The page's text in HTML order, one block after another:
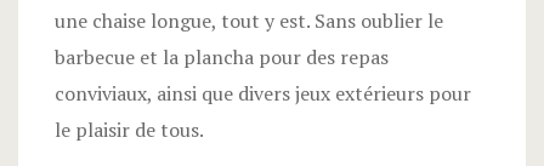
une chaise longue, tout y est. Sans oublier le
barbecue et la plancha pour des repas
conviviaux, ainsi que divers jeux extérieurs pour
le plaisir de tous.